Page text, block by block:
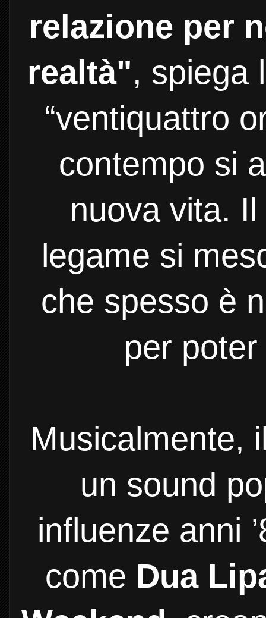
relazione per
realtà", spiega
“ventiquattro
contempo si
nuova vita.
legame si
che spesso è
per
Musicalmente,
un sound
influenze anni
come Dua